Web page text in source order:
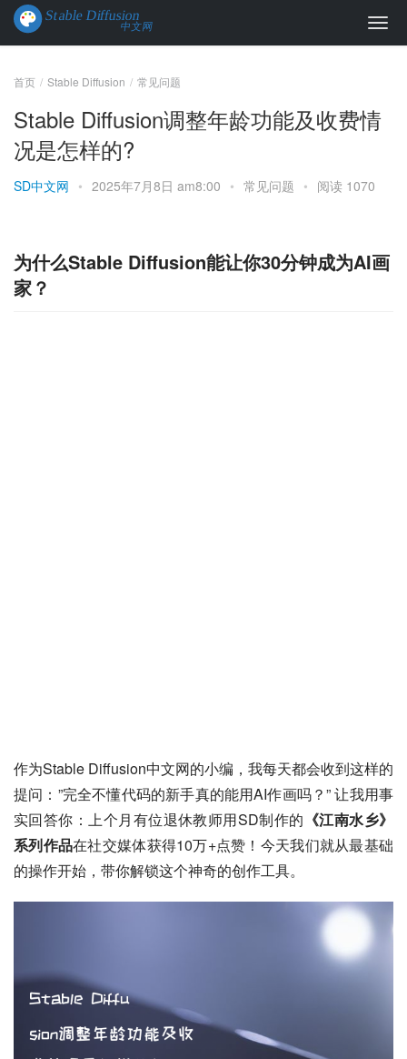
首页 Stable Diffusion 常见问题
Stable Diffusion调整年龄功能及收费情
况是怎样的?
SD中文网 • 2025年7月8日 am8:00 • 常见问题 • 阅读 1070
为什么Stable Diffusion能让你30分钟成为AI画
家？
作为Stable Diffusion中文网的小编，我每天都会收到这样的
提问：”完全不懂代码的新手真的能用AI作画吗？” 让我用事
实回答你：上个月有位退休教师用SD制作的 《江南水乡》
系列作品在社交媒体获得10万+点赞！今天我们就从最基础
的操作开始，带你解锁这个神奇的创作工具。